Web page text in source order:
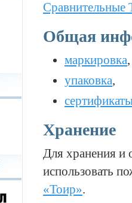
Общая
маркировка,
упаковка,
Хранение
Для хранения и
«Тоир».